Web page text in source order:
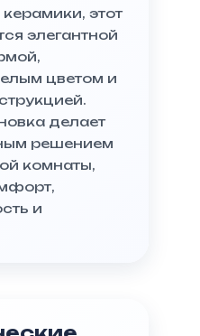
этот
элегантной
цветом и
делает
решением
комнаты,
и